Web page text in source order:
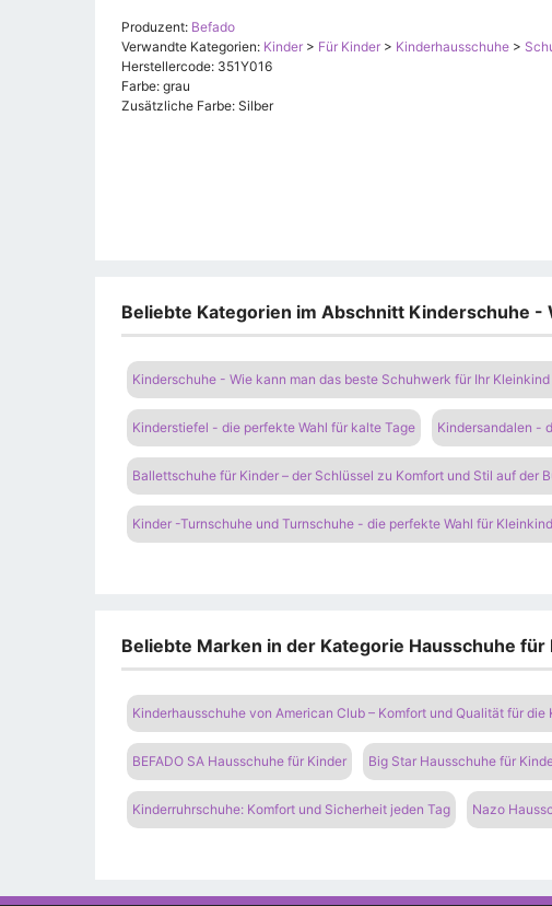
Produzent: Befado
Verwandte Kategorien: Kinder > Für Kinder > Kinderhausschuhe >
Herstellercode: 351Y016
Farbe: grau
Zusätzliche Farbe: Silber
Beliebte Kategorien im Abschnitt Kinderschuhe -
Kinderschuhe - Wie kann man das beste Schuhwerk für Ihr
Kinderstiefel - die perfekte Wahl für kalte Tage Kindersandalen -
Ballettschuhe für Kinder – der Schlüssel zu Komfort und Stil auf der
Kinder -Turnschuhe und Turnschuhe - die perfekte Wahl für
Beliebte Marken in der Kategorie Hausschuhe
Kinderhausschuhe von American Club – Komfort und Qualität für die
BEFADO SA Hausschuhe für Kinder Big Star Hausschuhe für
Kinderruhrschuhe: Komfort und Sicherheit jeden Tag Nazo